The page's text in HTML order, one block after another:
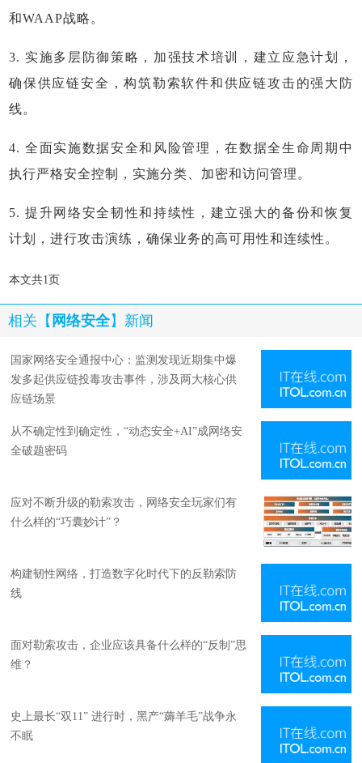
和WAAP战略。
3. 实施多层防御策略，加强技术培训，建立应急计划，
确保供应链安全，构筑勒索软件和供应链攻击的强大防
线。
4. 全面实施数据安全和风险管理，在数据全生命周期中
执行严格安全控制，实施分类、加密和访问管理。
5. 提升网络安全韧性和持续性，建立强大的备份和恢复
计划，进行攻击演练，确保业务的高可用性和连续性。
本文共1页
相关【 网络安全】新闻
国家网络安全通报中心：监测发现近期集中爆
发多起供应链投毒攻击事件，涉及两大核心供
应链场景
从不确定性到确定性，“动态安全+AI”成网络安
全破题密码
应对不断升级的勒索攻击，网络安全玩家们有
什么样的“巧囊妙计”？
构建韧性网络，打造数字化时代下的反勒索防
线
面对勒索攻击，企业应该具备什么样的“反制”思
维？
史上最长“双11” 进行时，黑产“薅羊毛”战争永
不眠